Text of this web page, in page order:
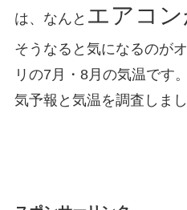
は、なんと エアコ
そうなると気になるのが
リの7月・8月の気温です
気予報と気温を調査しま